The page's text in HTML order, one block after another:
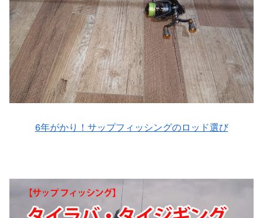
6年がかり！サップフィッシングのロッド選び